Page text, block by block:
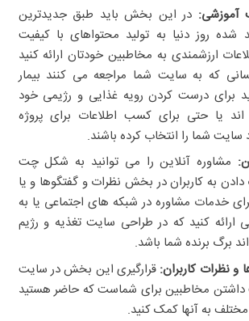
در این بخش باید طبق جدیدترین
شده روز دنیا به تولید محتواهای با کیفیت
ارزشمندی به مخاطبین خودتان ارائه کنید
که به سایت شما مراجعه می کنند بیمار
برای درست کردن رویه غذایی و رژیمی خود
اند یا حتی برای کسب اطلاعات برای پروژه
سایت شما را انتخاب کرده باشند.
مشاوره آنلاین را می توانید به شکل چت
دادن به کاربران در بخش نظرات و گفتگوها و یا
خدمات مشاوره در شبکه های اجتماعی یا به
کنید که در طراحی سایت تغذیه و رژیم
برگ برنده شما باشد.
نظرات کاربران: قرارگیری این بخش در سایت
داشتن مخاطبین برای شماست که حاضر هستید
به آنها کمک کنید.